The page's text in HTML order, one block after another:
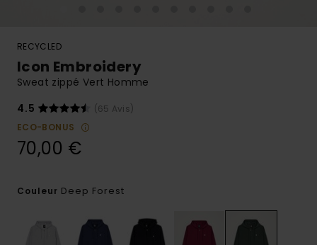
RECYCLED
Icon Embroidery
Sweat zippé Vert Homme
4.5
(65 Avis)
ECO-BONUS
70,00 €
Couleur Deep Forest